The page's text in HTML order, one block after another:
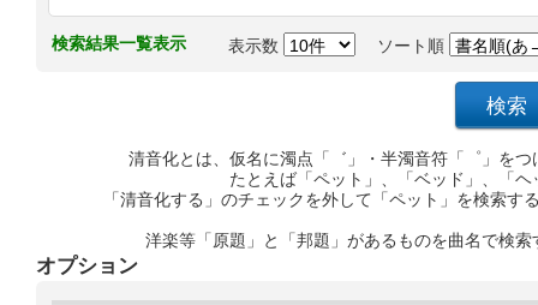
検索結果一覧表示 表示数 ソート順
清音化とは、仮名に濁点「゛」・半濁音符「゜」を
たとえば「ペット」、「ベッド」、「
「清音化する」のチェックを外して「ペット」を検索
洋楽等「原題」と「邦題」があるものを曲名で検
オプション